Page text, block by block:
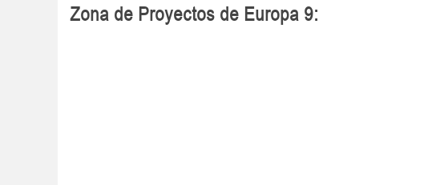
Zona de Proyectos de Europa 9: